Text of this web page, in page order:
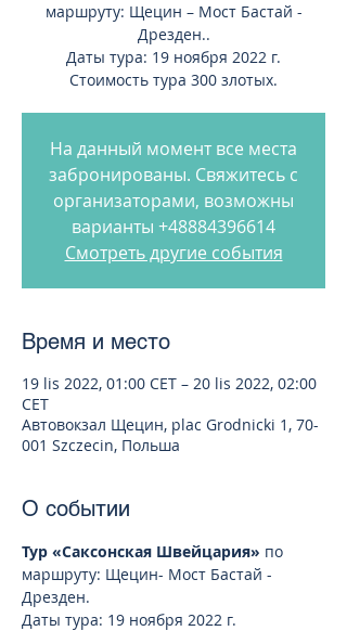
маршруту: Щецин – Мост Бастай -
Дрезден..
Даты тура: 19 ноября 2022 г.
Стоимость тура 300 злотых.
На данный момент все места
забронированы. Свяжитесь с
организаторами, возможны
варианты +48884396614
Смотреть другие события
Время и место
19 lis 2022, 01:00 CET – 20 lis 2022, 02:00
CET
Автовокзал Щецин, plac Grodnicki 1, 70-
001 Szczecin, Польша
О событии
Тур «Саксонская Швейцария» по
маршруту: Щецин- Мост Бастай -
Дрезден.
Даты тура: 19 ноября 2022 г.